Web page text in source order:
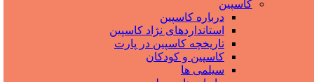
کاسپین
درباره کاسپین
استانداردهای نژاد کاسپین
تاریخچه کاسپین در پارت
کاسپین و کودکان
سیلمی ها